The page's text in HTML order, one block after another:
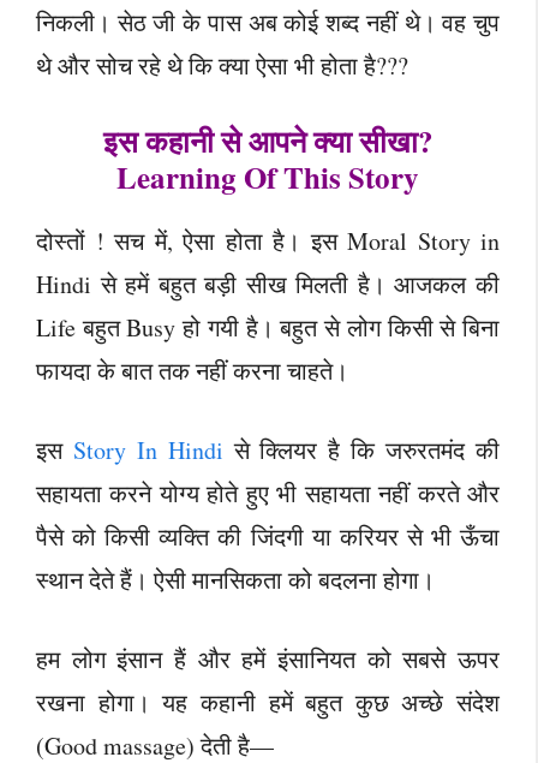
निकली। सेठ जी के पास अब कोई शब्द नहीं थे। वह चुप
थे और सोच रहे थे कि क्या ऐसा भी होता है???
इस कहानी से आपने क्या सीखा?
Learning Of This Story
दोस्तों ! सच में, ऐसा होता है। इस Moral Story in
Hindi से हमें बहुत बड़ी सीख मिलती है। आजकल की
Life बहुत Busy हो गयी है। बहुत से लोग किसी से बिना
फायदा के बात तक नहीं करना चाहते।
इस Story In Hindi से क्लियर है कि जरुरतमंद की
सहायता करने योग्य होते हुए भी सहायता नहीं करते और
पैसे को किसी व्यक्ति की जिंदगी या करियर से भी ऊँचा
स्थान देते हैं। ऐसी मानसिकता को बदलना होगा।
हम लोग इंसान हैं और हमें इंसानियत को सबसे ऊपर
रखना होगा। यह कहानी हमें बहुत कुछ अच्छे संदेश
(Good massage) देती है—